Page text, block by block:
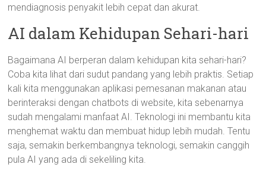
mendiagnosis penyakit lebih cepat dan akurat.
AI dalam Kehidupan Sehari-hari
Bagaimana AI berperan dalam kehidupan kita sehari-hari?
Coba kita lihat dari sudut pandang yang lebih praktis. Setiap
kali kita menggunakan aplikasi pemesanan makanan atau
berinteraksi dengan chatbots di website, kita sebenarnya
sudah mengalami manfaat AI. Teknologi ini membantu kita
menghemat waktu dan membuat hidup lebih mudah. Tentu
saja, semakin berkembangnya teknologi, semakin canggih
pula AI yang ada di sekeliling kita.